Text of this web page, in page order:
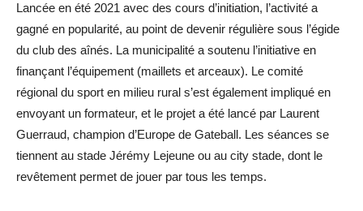
Lancée en été 2021 avec des cours d’initiation, l’activité a
gagné en popularité, au point de devenir régulière sous l’égide
du club des aînés. La municipalité a soutenu l’initiative en
finançant l’équipement (maillets et arceaux). Le comité
régional du sport en milieu rural s’est également impliqué en
envoyant un formateur, et le projet a été lancé par Laurent
Guerraud, champion d’Europe de Gateball. Les séances se
tiennent au stade Jérémy Lejeune ou au city stade, dont le
revêtement permet de jouer par tous les temps.